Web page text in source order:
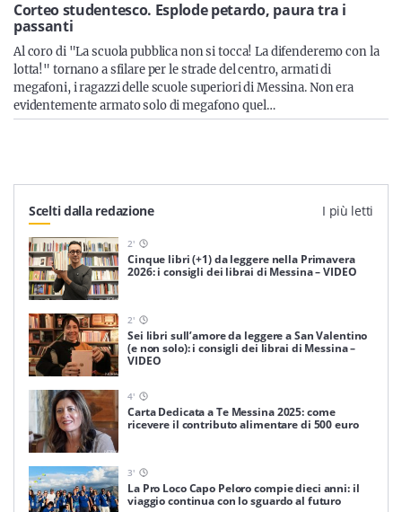
Servizi
nostra newsletter
Iscriviti
Corteo studentesco. Esplode petardo, paura tra i
passanti
Al coro di "La scuola pubblica non si tocca! La difenderemo con la
lotta!" tornano a sfilare per le strade del centro, armati di
megafoni, i ragazzi delle scuole superiori di Messina. Non era
evidentemente armato solo di megafono quel…
Scelti dalla redazione I più letti
2'
Cinque libri (+1) da leggere nella Primavera
2026: i consigli dei librai di Messina – VIDEO
2'
Sei libri sull’amore da leggere a San Valentino
(e non solo): i consigli dei librai di Messina –
VIDEO
4'
Carta Dedicata a Te Messina 2025: come
ricevere il contributo alimentare di 500 euro
3'
La Pro Loco Capo Peloro compie dieci anni: il
viaggio continua con lo sguardo al futuro